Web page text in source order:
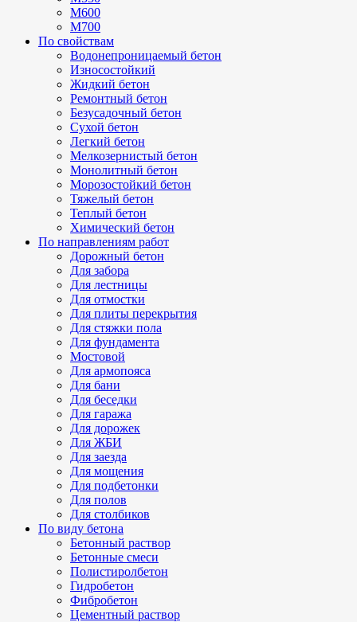
М600
М700
По свойствам
Водонепроницаемый бетон
Износостойкий
Жидкий бетон
Ремонтный бетон
Безусадочный бетон
Сухой бетон
Легкий бетон
Мелкозернистый бетон
Монолитный бетон
Морозостойкий бетон
Тяжелый бетон
Теплый бетон
Химический бетон
По направлениям работ
Дорожный бетон
Для забора
Для лестницы
Для отмостки
Для плиты перекрытия
Для стяжки пола
Для фундамента
Мостовой
Для армопояса
Для бани
Для беседки
Для гаража
Для дорожек
Для ЖБИ
Для заезда
Для мощения
Для подбетонки
Для полов
Для столбиков
По виду бетона
Бетонный раствор
Бетонные смеси
Полистиролбетон
Гидробетон
Фибробетон
Цементный раствор